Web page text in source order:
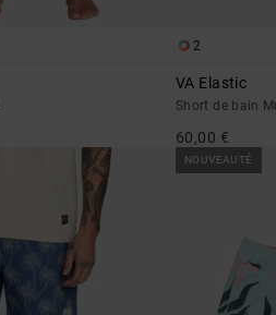
2
VA Elastic
Short de bain
60,00 €
NOUVEAUTÉ